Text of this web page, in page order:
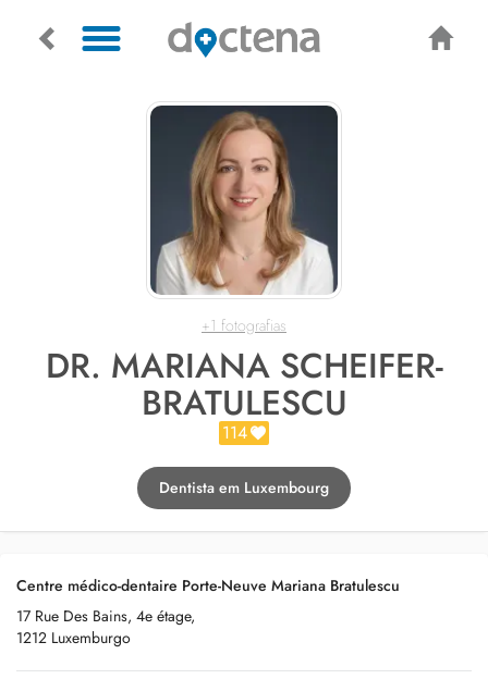
+1 fotografias
DR. MARIANA SCHEIFER-
BRATULESCU
114
Dentista em Luxembourg
Centre médico-dentaire Porte-Neuve Mariana Bratulescu
17 Rue Des Bains, 4e étage,
1212 Luxemburgo